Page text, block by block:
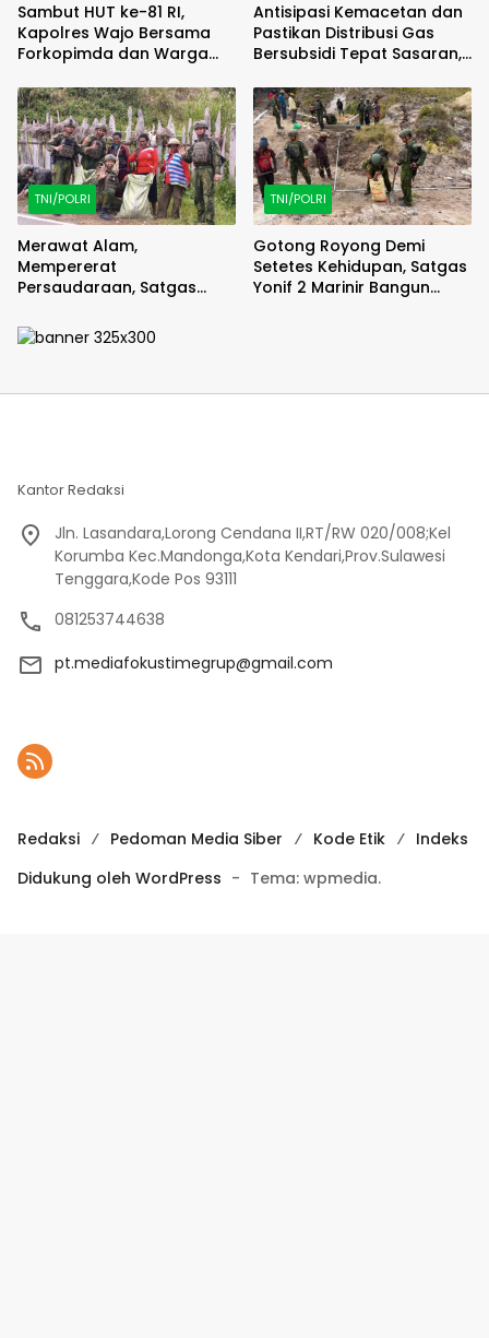
Sambut HUT ke-81 RI,
Kapolres Wajo Bersama
Forkopimda dan Warga
Karung
Antisipasi Kemacetan dan
Pastikan Distribusi Gas
Bersubsidi Tepat Sasaran,
Patroli
TNI/POLRI
Merawat Alam,
Mempererat
Persaudaraan, Satgas
Enarotali Wujudkan Paniai
Bersih, Indonesia Asri
TNI/POLRI
Gotong Royong Demi
Setetes Kehidupan, Satgas
Yonif 2 Marinir Bangun
Kantor Redaksi
Jln. Lasandara,Lorong Cendana II,RT/RW 020/008;Kel
Korumba Kec.Mandonga,Kota Kendari,Prov.Sulawesi
Tenggara,Kode Pos 93111
081253744638
pt.mediafokustimegrup@gmail.com
Redaksi Pedoman Media Siber Kode Etik
Indeks
Didukung oleh WordPress - Tema: wpmedia.